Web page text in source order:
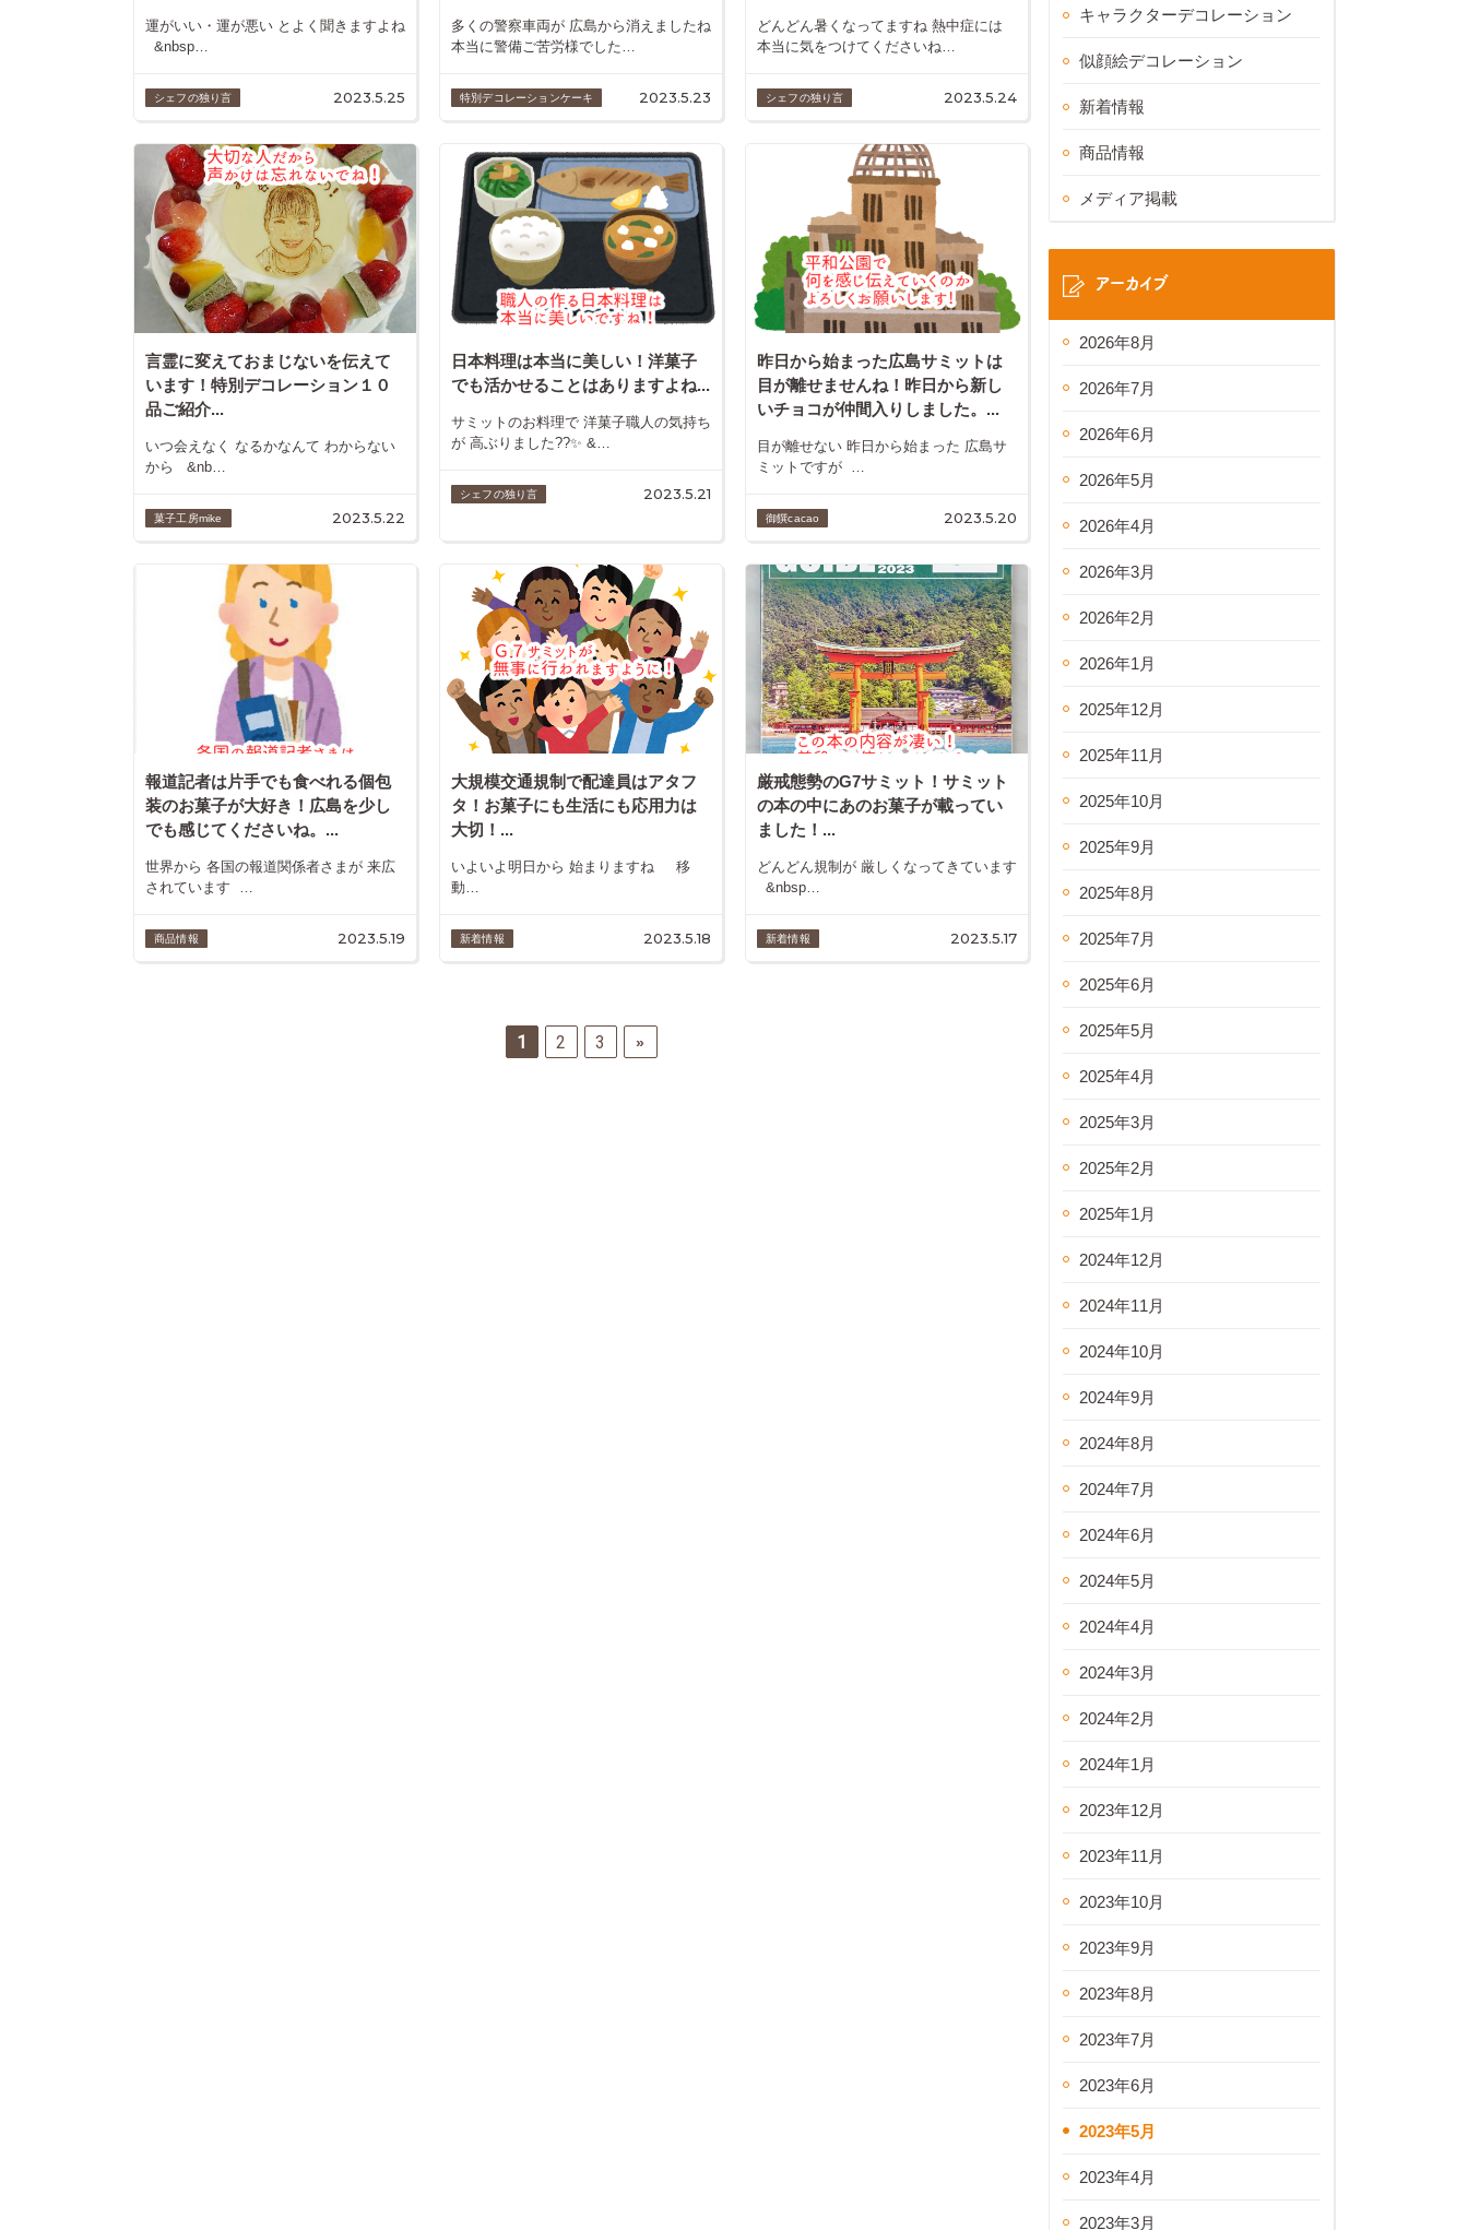
運がいい・運が悪い とよく聞きますよね
&nbsp…
シェフの独り言 2023.5.25
多くの警察車両が 広島から消えましたね
本当に警備ご苦労様でした…
特別デコレーションケーキ 2023.5.23
どんどん暑くなってますね 熱中症には
本当に気をつけてくださいね…
シェフの独り言 2023.5.24
言霊に変えておまじないを伝えて
います！特別デコレーション１０
品ご紹介...
いつ会えなく なるかなんて わからない
から &nb…
菓子工房mike 2023.5.22
日本料理は本当に美しい！洋菓子
でも活かせることはありますよね...
サミットのお料理で 洋菓子職人の気持ち
が 高ぶりました??✨ &…
シェフの独り言 2023.5.21
昨日から始まった広島サミットは
目が離せませんね！昨日から新し
いチョコが仲間入りしました。...
目が離せない 昨日から始まった 広島サ
ミットですが …
御饌cacao 2023.5.20
報道記者は片手でも食べれる個包
装のお菓子が大好き！広島を少し
でも感じてくださいね。...
世界から 各国の報道関係者さまが 来広
されています …
商品情報 2023.5.19
大規模交通規制で配達員はアタフ
タ！お菓子にも生活にも応用力は
大切！...
いよいよ明日から 始まりますね 移
動…
新着情報 2023.5.18
厳戒態勢のG7サミット！サミット
の本の中にあのお菓子が載ってい
ました！...
どんどん規制が 厳しくなってきています
&nbsp…
新着情報 2023.5.17
1 2 3 »
キャラクターデコレーション
似顔絵デコレーション
新着情報
商品情報
メディア掲載
アーカイブ
2026年8月
2026年7月
2026年6月
2026年5月
2026年4月
2026年3月
2026年2月
2026年1月
2025年12月
2025年11月
2025年10月
2025年9月
2025年8月
2025年7月
2025年6月
2025年5月
2025年4月
2025年3月
2025年2月
2025年1月
2024年12月
2024年11月
2024年10月
2024年9月
2024年8月
2024年7月
2024年6月
2024年5月
2024年4月
2024年3月
2024年2月
2024年1月
2023年12月
2023年11月
2023年10月
2023年9月
2023年8月
2023年7月
2023年6月
2023年5月
2023年4月
2023年3月